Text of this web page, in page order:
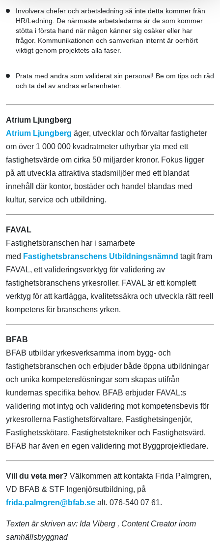
Involvera chefer och arbetsledning så inte detta kommer från
HR/Ledning. De närmaste arbetsledarna är de som kommer
stötta i första hand när någon känner sig osäker eller har
frågor. Kommunikationen och samverkan internt är oerhört
viktigt genom projektets alla faser.
Prata med andra som validerat sin personal! Be om tips och råd
och ta del av andras erfarenheter.
Atrium Ljungberg
Atrium Ljungberg äger, utvecklar och förvaltar fastigheter
om över 1 000 000 kvadratmeter uthyrbar yta med ett
fastighetsvärde om cirka 50 miljarder kronor. Fokus ligger
på att utveckla attraktiva stadsmiljöer med ett blandat
innehåll där kontor, bostäder och handel blandas med
kultur, service och utbildning.
FAVAL
Fastighetsbranschen har i samarbete
med Fastighetsbranschens Utbildningsnämnd tagit fram
FAVAL, ett valideringsverktyg för validering av
fastighetsbranschens yrkesroller. FAVAL är ett komplett
verktyg för att kartlägga, kvalitetssäkra och utveckla rätt reell
kompetens för branschens yrken.
BFAB
BFAB utbildar yrkesverksamma inom bygg- och
fastighetsbranschen och erbjuder både öppna utbildningar
och unika kompetenslösningar som skapas utifrån
kundernas specifika behov. BFAB erbjuder FAVAL:s
validering mot intyg och validering mot kompetensbevis för
yrkesrollerna Fastighetsförvaltare, Fastighetsingenjör,
Fastighetsskötare, Fastighetstekniker och Fastighetsvärd.
BFAB har även en egen validering mot Byggprojektledare.
Vill du veta mer? Välkommen att kontakta Frida Palmgren,
VD BFAB & STF Ingenjörsutbildning, på
frida.palmgren@bfab.se alt. 076-540 07 61.
Texten är skriven av: Ida Viberg , Content Creator inom
samhällsbyggnad